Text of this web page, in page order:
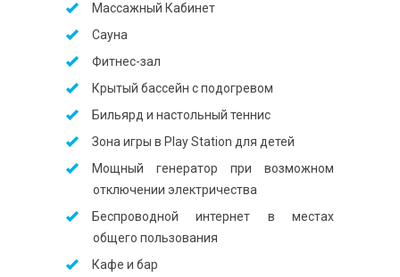
Массажный Кабинет
Сауна
Фитнес-зал
Крытый бассейн с подогревом
Бильярд и настольный теннис
Зона игры в Play Station для детей
Мощный генератор при возможном
отключении электричества
Беспроводной интернет в местах
общего пользования
Кафе и бар